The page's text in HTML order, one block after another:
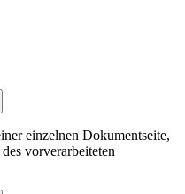
einzelnen Dokumentseite,
vorverarbeiteten